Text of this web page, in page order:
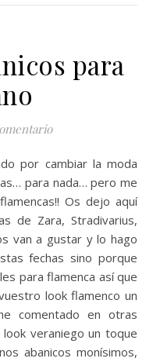
para
para nada… pero me
Os dejo aquí
de Zara, Stradivarius,
van a gustar y lo hago
fechas sino porque
para flamenca así que
look flamenco un
comentado en otras
veraniego un toque
abanicos monísimos,